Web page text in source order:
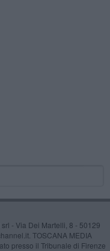
- Via Dei Martelli, 8 - 50129
TOSCANA MEDIA
presso il Tribunale di Firenze